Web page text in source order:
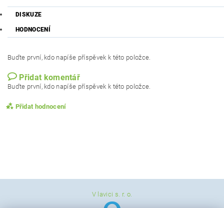
DISKUZE
HODNOCENÍ
Buďte první, kdo napíše příspěvek k této položce.
Přidat komentář
Buďte první, kdo napíše příspěvek k této položce.
Přidat hodnocení
V lavici s. r. o.